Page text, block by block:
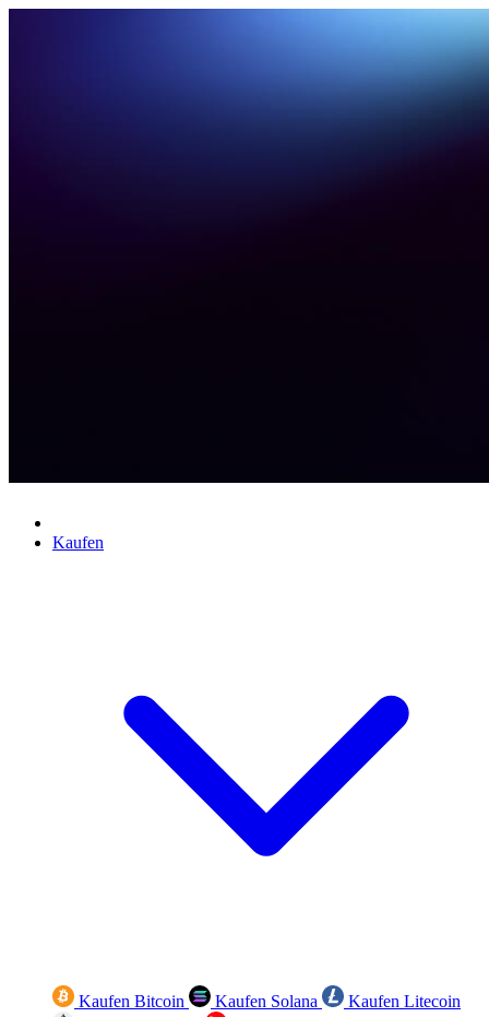
Kaufen
Kaufen Bitcoin Kaufen Solana
Kaufen Litecoin